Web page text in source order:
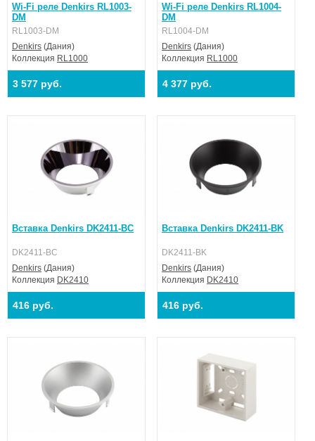
Wi-Fi реле Denkirs RL1003-
DM
RL1003-DM
Denkirs (Дания)
Коллекция RL1000
3 577 руб.
Wi-Fi реле Denkirs RL1004-
DM
RL1004-DM
Denkirs (Дания)
Коллекция RL1000
4 377 руб.
Вставка Denkirs DK2411-BC
DK2411-BC
Denkirs (Дания)
Коллекция DK2410
416 руб.
Вставка Denkirs DK2411-BK
DK2411-BK
Denkirs (Дания)
Коллекция DK2410
416 руб.